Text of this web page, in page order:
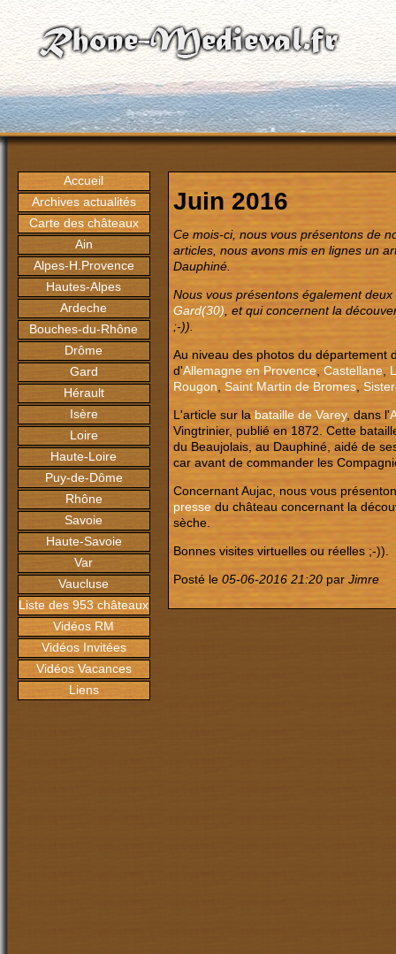
Accueil
Archives actualités
Carte des châteaux
Ain
Alpes-H.Provence
Hautes-Alpes
Ardeche
Bouches-du-Rhône
Drôme
Gard
Hérault
Isère
Loire
Haute-Loire
Puy-de-Dôme
Rhône
Savoie
Haute-Savoie
Var
Vaucluse
Liste des 953 châteaux
Vidéos RM
Vidéos Invitées
Vidéos Vacances
Liens
Juin 2016
Ce mois-ci, nous vous présentons de
articles, nous avons mis en lignes un
Dauphiné.
Nous vous présentons également
Gard(30) , et qui concernent la
;-)).
Au niveau des photos du département
d'Allemagne en Provence Castellane
Rougon
Saint Martin de Bromes
L'article sur labataille de Varey, dans l'
Vingtrinier, publié en 1872. Cette
du Beaujolais, au Dauphiné, aidé de
car avant de commander les
Concernant Aujac, nous vous
presse du château concernant la
sèche.
Bonnes visites virtuelles ou réelles ;-)).
Posté le 05-06-2016 21:20 par Jimre